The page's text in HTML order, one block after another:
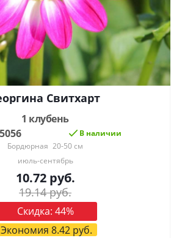
Свитхарт
1 клубень
В наличии
Бордюрная 20-50 см
июль-сентябрь
10.72руб.
19.14руб.
Скидка: 44%
Экономия 8.42руб.